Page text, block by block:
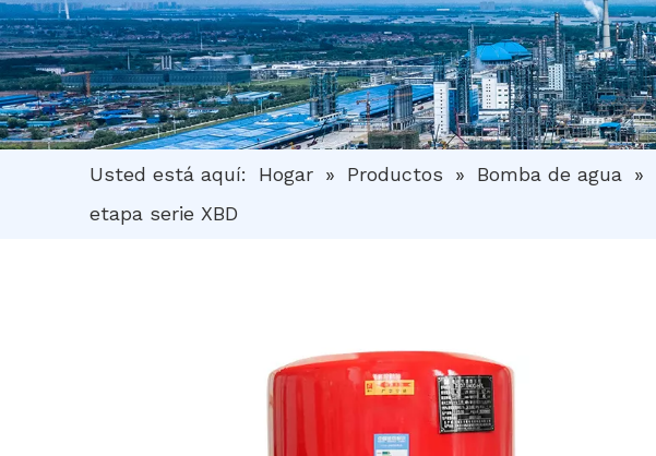
Usted está aquí: Hogar » Productos » Bomba de agua »
etapa serie XBD